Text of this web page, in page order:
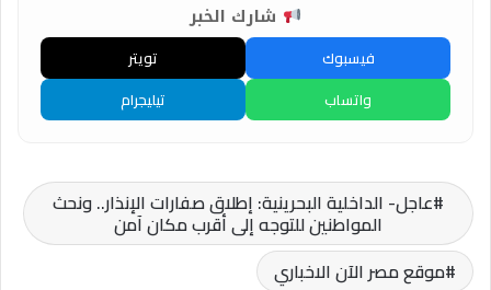
شارك الخبر
فيسبوك
تويتر
واتساب
تيليجرام
عاجل- الداخلية البحرينية: إطلاق صفارات الإنذار.. ونحث
المواطنين للتوجه إلى أقرب مكان آمن
موقع مصر الآن الاخباري